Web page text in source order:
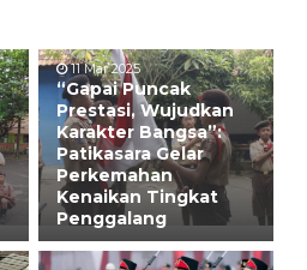
11 Mar 2025
“Gapai Puncak
Prestasi, Wujudkan
Karakter Bangsa”:
Patikasara Gelar
Perkemahan
Kenaikan Tingkat
Penggalang